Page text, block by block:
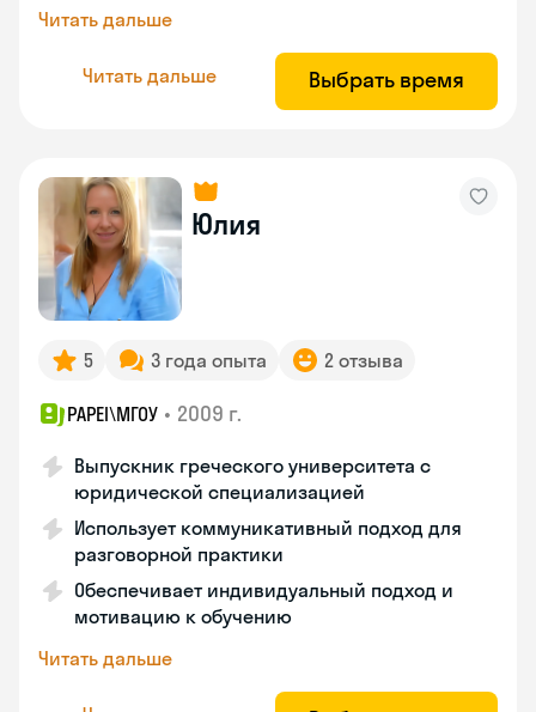
Читать дальше
Читать дальше Выбрать время
Юлия
5 3 года опыта 2 отзыва
PAPEI\MГОУ • 2009 г.
Выпускник греческого университета с
юридической специализацией
Использует коммуникативный подход для
разговорной практики
Обеспечивает индивидуальный подход и
мотивацию к обучению
Читать дальше